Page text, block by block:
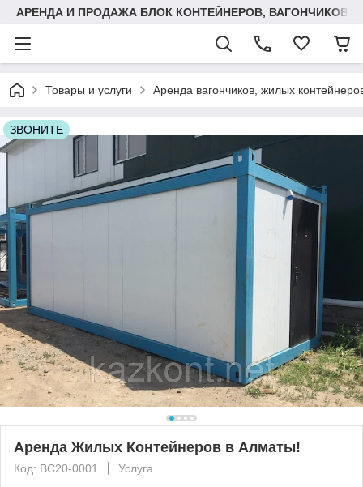
АРЕНДА И ПРОДАЖА БЛОК КОНТЕЙНЕРОВ, ВАГОНЧИКОВ,
Товары и услуги Аренда вагончиков, жилых
ЗВОНИТЕ
Аренда Жилых Контейнеров в Алматы!
Код: BC20-0001 Услуга